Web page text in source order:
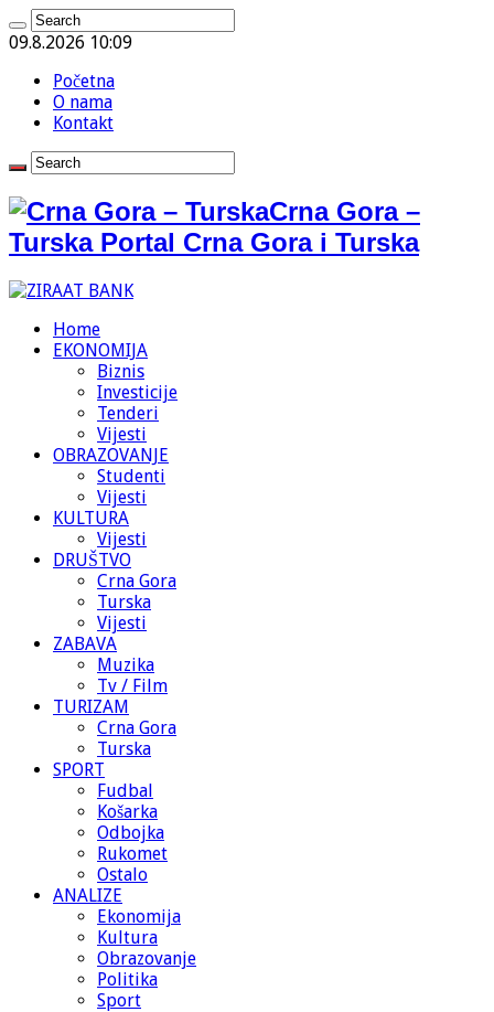
09.8.2026 10:09
Početna
O nama
Kontakt
Crna Gora –
Turska Portal Crna Gora i Turska
Home
EKONOMIJA
Biznis
Investicije
Tenderi
Vijesti
OBRAZOVANJE
Studenti
Vijesti
KULTURA
Vijesti
DRUŠTVO
Crna Gora
Turska
Vijesti
ZABAVA
Muzika
Tv / Film
TURIZAM
Crna Gora
Turska
SPORT
Fudbal
Košarka
Odbojka
Rukomet
Ostalo
ANALIZE
Ekonomija
Kultura
Obrazovanje
Politika
Sport